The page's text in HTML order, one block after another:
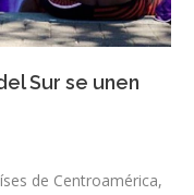
Sur se unen
de Centroamérica,